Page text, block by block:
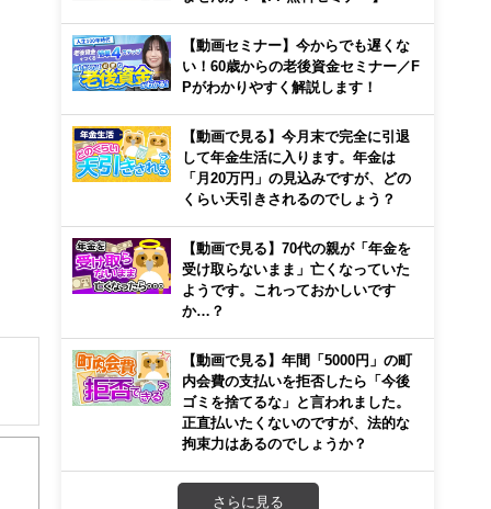
き
【動画セミナー】今からでも遅くな
い！60歳からの老後資金セミナー／F
Pがわかりやすく解説します！
【動画で見る】今月末で完全に引退
して年金生活に入ります。年金は
「月20万円」の見込みですが、どの
くらい天引きされるのでしょう？
【動画で見る】70代の親が「年金を
受け取らないまま」亡くなっていた
ようです。これっておかしいです
か…？
【動画で見る】年間「5000円」の町
内会費の支払いを拒否したら「今後
ゴミを捨てるな」と言われました。
正直払いたくないのですが、法的な
拘束力はあるのでしょうか？
さらに見る